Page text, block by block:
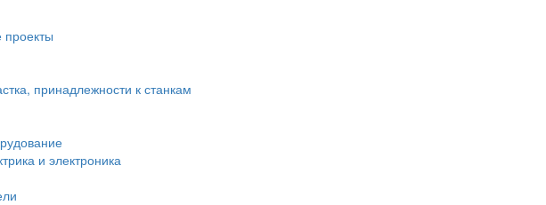
проекты
принадлежности к станкам
и электроника